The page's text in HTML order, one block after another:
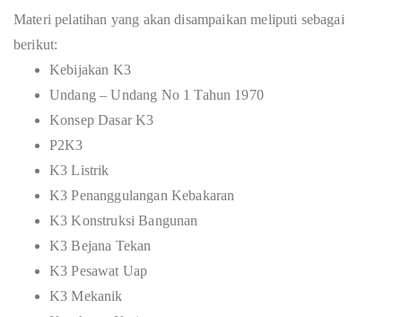
Materi pelatihan yang akan disampaikan meliputi sebagai
berikut:
Kebijakan K3
Undang – Undang No 1 Tahun 1970
Konsep Dasar K3
P2K3
K3 Listrik
K3 Penanggulangan Kebakaran
K3 Konstruksi Bangunan
K3 Bejana Tekan
K3 Pesawat Uap
K3 Mekanik